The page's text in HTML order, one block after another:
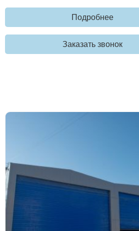
Подробнее
Заказать звонок